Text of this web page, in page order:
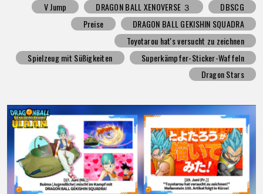
V Jump DRAGON BALL XENOVERSE ３
DBSCG
Preise
DRAGON BALL GEKISHIN SQUADRA
Toyotarou hat's versucht zu zeichnen
Spielzeug mit Süßigkeiten
Superkämpfer-Sticker-Waffeln
Dragon Stars